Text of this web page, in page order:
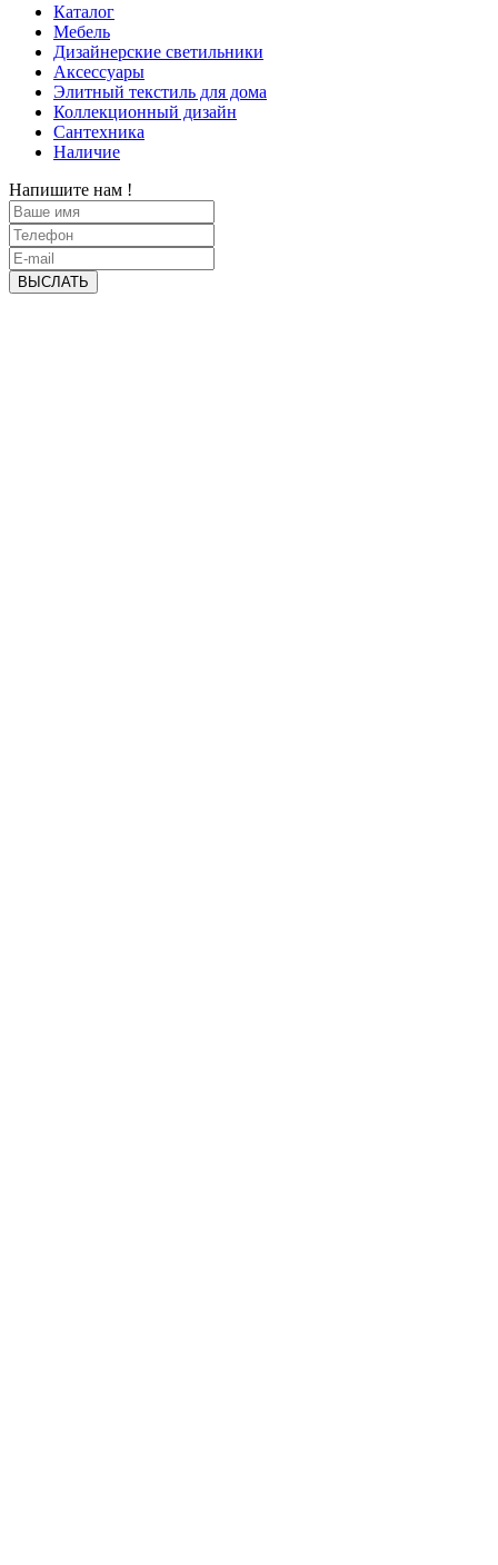
Каталог
Мебель
Дизайнерские светильники
Аксессуары
Элитный текстиль для дома
Коллекционный дизайн
Сантехника
Наличие
Напишите нам !
ВЫСЛАТЬ